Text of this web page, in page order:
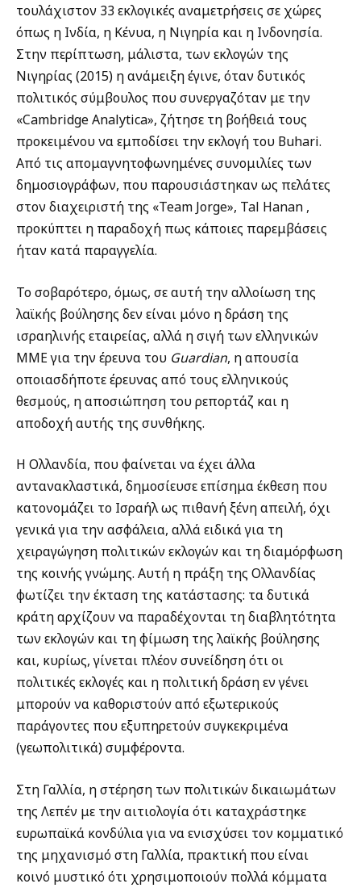
τουλάχιστον 33 εκλογικές αναμετρήσεις σε χώρες
όπως η Ινδία, η Κένυα, η Νιγηρία και η Ινδονησία.
Στην περίπτωση, μάλιστα, των εκλογών της
Νιγηρίας (2015) η ανάμειξη έγινε, όταν δυτικός
πολιτικός σύμβουλος που συνεργαζόταν με την
«Cambridge Analytica», ζήτησε τη βοήθειά τους
προκειμένου να εμποδίσει την εκλογή του Buhari.
Από τις απομαγνητοφωνημένες συνομιλίες των
δημοσιογράφων, που παρουσιάστηκαν ως πελάτες
στον διαχειριστή της «Team Jorge», Tal Hanan ,
προκύπτει η παραδοχή πως κάποιες παρεμβάσεις
ήταν κατά παραγγελία.
Το σοβαρότερο, όμως, σε αυτή την αλλοίωση της
λαϊκής βούλησης δεν είναι μόνο η δράση της
ισραηλινής εταιρείας, αλλά η σιγή των ελληνικών
ΜΜΕ για την έρευνα του Guardian, η απουσία
οποιασδήποτε έρευνας από τους ελληνικούς
θεσμούς, η αποσιώπηση του ρεπορτάζ και η
αποδοχή αυτής της συνθήκης.
Η Ολλανδία, που φαίνεται να έχει άλλα
αντανακλαστικά, δημοσίευσε επίσημα έκθεση που
κατονομάζει το Ισραήλ ως πιθανή ξένη απειλή, όχι
γενικά για την ασφάλεια, αλλά ειδικά για τη
χειραγώγηση πολιτικών εκλογών και τη διαμόρφωση
της κοινής γνώμης. Αυτή η πράξη της Ολλανδίας
φωτίζει την έκταση της κατάστασης: τα δυτικά
κράτη αρχίζουν να παραδέχονται τη διαβλητότητα
των εκλογών και τη φίμωση της λαϊκής βούλησης
και, κυρίως, γίνεται πλέον συνείδηση ότι οι
πολιτικές εκλογές και η πολιτική δράση εν γένει
μπορούν να καθοριστούν από εξωτερικούς
παράγοντες που εξυπηρετούν συγκεκριμένα
(γεωπολιτικά) συμφέροντα.
Στη Γαλλία, η στέρηση των πολιτικών δικαιωμάτων
της Λεπέν με την αιτιολογία ότι καταχράστηκε
ευρωπαϊκά κονδύλια για να ενισχύσει τον κομματικό
της μηχανισμό στη Γαλλία, πρακτική που είναι
κοινό μυστικό ότι χρησιμοποιούν πολλά κόμματα